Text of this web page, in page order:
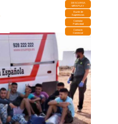
DESCARGA
MIRAPLAY
Buzón de
Sugerencias
Contratar
Publicidad
Contacto
Comercial